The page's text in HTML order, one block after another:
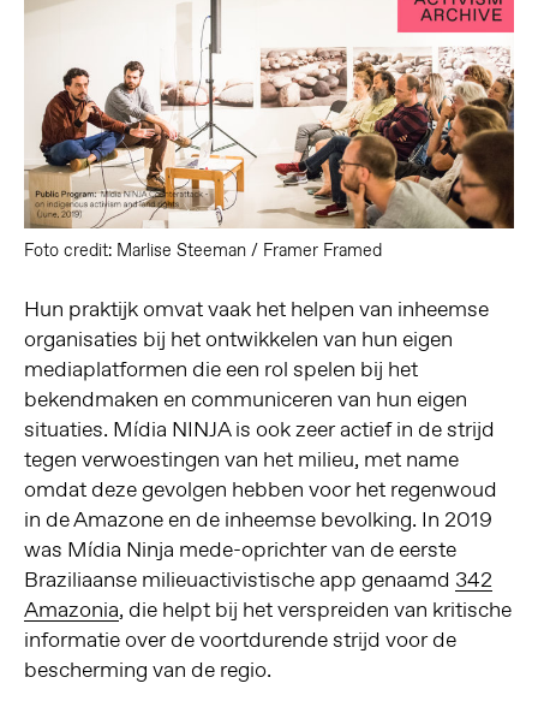
Foto credit: Marlise Steeman / Framer Framed
Hun praktijk omvat vaak het helpen van inheemse
organisaties bij het ontwikkelen van hun eigen
mediaplatformen die een rol spelen bij het
bekendmaken en communiceren van hun eigen
situaties. Mídia NINJA is ook zeer actief in de strijd
tegen verwoestingen van het milieu, met name
omdat deze gevolgen hebben voor het regenwoud
in de Amazone en de inheemse bevolking. In 2019
was Mídia Ninja mede-oprichter van de eerste
Braziliaanse milieuactivistische app genaamd 342
Amazonia, die helpt bij het verspreiden van kritische
informatie over de voortdurende strijd voor de
bescherming van de regio.